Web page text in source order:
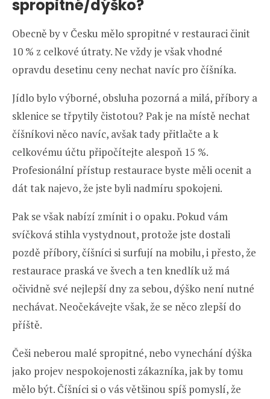
spropitné/dýško?
Obecně by v Česku mělo spropitné v restauraci činit
10 % z celkové útraty. Ne vždy je však vhodné
opravdu desetinu ceny nechat navíc pro číšníka.
Jídlo bylo výborné, obsluha pozorná a milá, příbory a
sklenice se třpytily čistotou? Pak je na místě nechat
číšníkovi něco navíc, avšak tady přitlačte a k
celkovému účtu připočítejte alespoň 15 %.
Profesionální přístup restaurace byste měli ocenit a
dát tak najevo, že jste byli nadmíru spokojeni.
Pak se však nabízí zmínit i o opaku. Pokud vám
svíčková stihla vystydnout, protože jste dostali
pozdě příbory, číšníci si surfují na mobilu, i přesto, že
restaurace praská ve švech a ten knedlík už má
očividně své nejlepší dny za sebou, dýško není nutné
nechávat. Neočekávejte však, že se něco zlepší do
příště.
Češi neberou malé spropitné, nebo vynechání dýška
jako projev nespokojenosti zákazníka, jak by tomu
mělo být. Číšníci si o vás většinou spíš pomyslí, že